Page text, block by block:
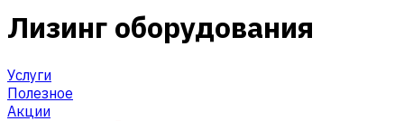
Лизинг оборудования
Услуги
Полезное
Акции